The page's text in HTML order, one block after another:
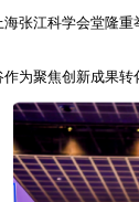
张江科学会堂隆
为聚焦创新成果